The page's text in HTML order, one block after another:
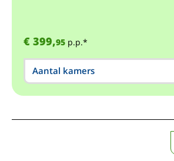
€ 399,95 p.p.*
Aantal kamers